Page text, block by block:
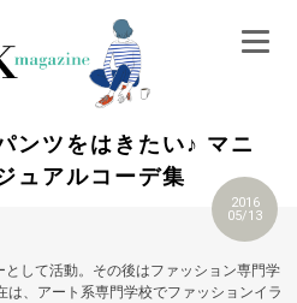
ンツをはきたい♪ マニ
ュアルコーデ集
2016
05/13
して活動。その後はファッション専門学
は、アート系専門学校でファッションイラ